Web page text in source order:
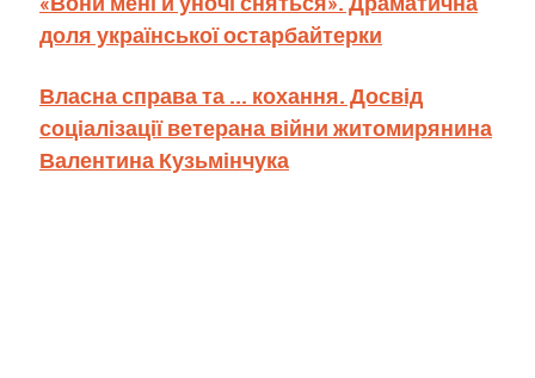
доля української остарбайтерки
Власна справа та ... кохання. Досвід
соціалізації ветерана війни житомирянина
Валентина Кузьмінчука